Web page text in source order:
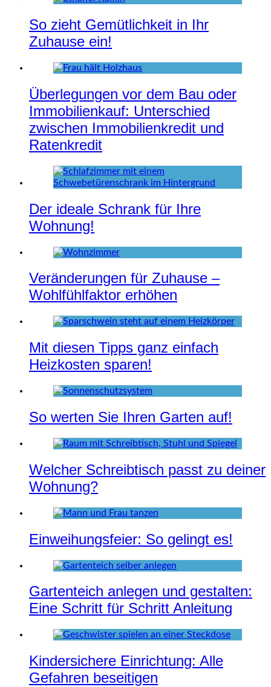
So zieht Gemütlichkeit in Ihr
Zuhause ein!
Überlegungen vor dem Bau oder
Immobilienkauf: Unterschied
zwischen Immobilienkredit und
Ratenkredit
Der ideale Schrank für Ihre
Wohnung!
Veränderungen für Zuhause –
Wohlfühlfaktor erhöhen
Mit diesen Tipps ganz einfach
Heizkosten sparen!
So werten Sie Ihren Garten auf!
Welcher Schreibtisch passt zu deiner
Wohnung?
Einweihungsfeier: So gelingt es!
Gartenteich anlegen und gestalten:
Eine Schritt für Schritt Anleitung
Kindersichere Einrichtung: Alle
Gefahren beseitigen